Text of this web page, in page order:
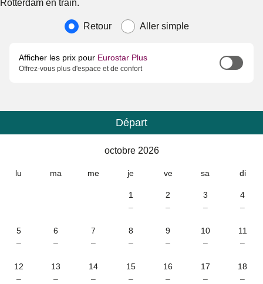
Rotterdam en train.
Type de voyage
Retour Aller simple
Afficher les prix pour Eurostar Plus
Offrez-vous plus d'espace et de confort
Calendrier
Départ
octobre 2026
lu ma me je ve sa di
1
–
2
–
3
–
4
–
5
–
6
–
7
–
8
–
9
–
10
–
11
–
12
–
13
–
14
–
15
–
16
–
17
–
18
–